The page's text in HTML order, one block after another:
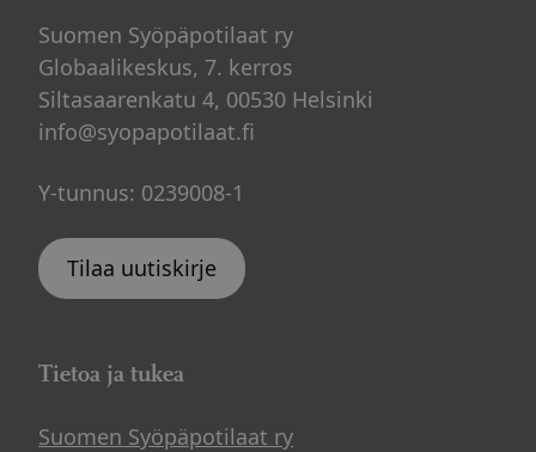
Suomen Syöpäpotilaat ry
Globaalikeskus, 7. kerros
Siltasaarenkatu 4, 00530 Helsinki
info@syopapotilaat.fi
Y-tunnus: 0239008-1
Tilaa uutiskirje
Tietoa ja tukea
Suomen Syöpäpotilaat ry